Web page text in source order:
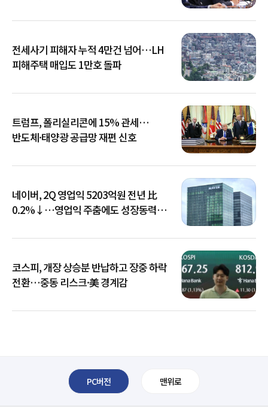
전세사기 피해자 누적 4만건 넘어…LH
피해주택 매입도 1만호 돌파
트럼프, 폴리실리콘에 15% 관세…
반도체·태양광 공급망 재편 신호
네이버, 2Q 영업익 5203억원 전년 比
0.2%↓…영업익 주춤에도 성장동력
코스피, 개장 상승분 반납하고 장중 하락
전환…중동 리스크·美 경계감
PC버전 맨위로